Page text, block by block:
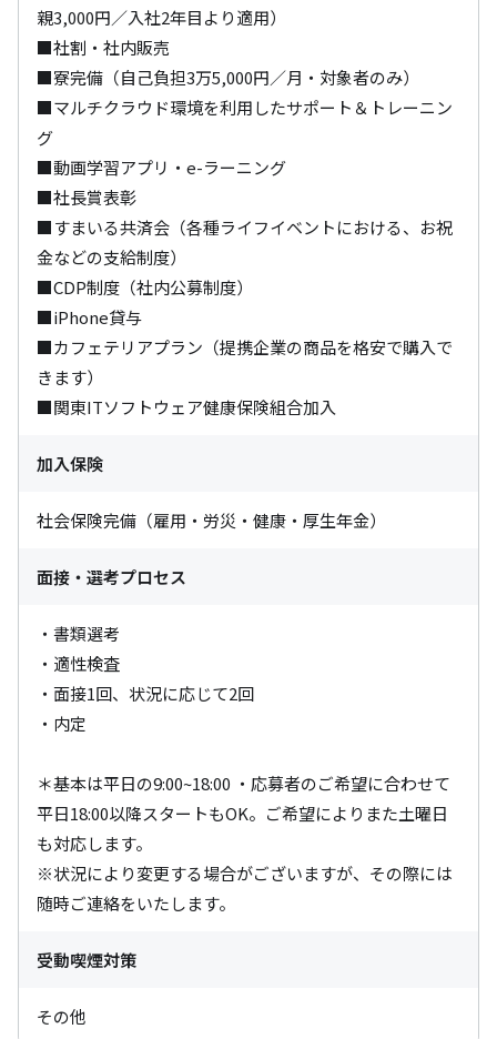
親3,000円／入社2年目より適用）
■社割・社内販売
■寮完備（自己負担3万5,000円／月・対象者のみ）
■マルチクラウド環境を利用したサポート＆トレーニン
グ
■動画学習アプリ・e-ラーニング
■社長賞表彰
■すまいる共済会（各種ライフイベントにおける、お祝
金などの支給制度）
■CDP制度（社内公募制度）
■iPhone貸与
■カフェテリアプラン（提携企業の商品を格安で購入で
きます）
■関東ITソフトウェア健康保険組合加入
加入保険
社会保険完備（雇用・労災・健康・厚生年金）
面接・選考プロセス
・書類選考
・適性検査
・面接1回、状況に応じて2回
・内定
＊基本は平日の9:00~18:00 ・応募者のご希望に合わせて
平日18:00以降スタートもOK。ご希望によりまた土曜日
も対応します。
※状況により変更する場合がございますが、その際には
随時ご連絡をいたします。
受動喫煙対策
その他